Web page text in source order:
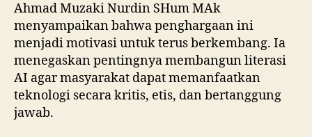
Ahmad Muzaki Nurdin SHum MAk
menyampaikan bahwa penghargaan ini
menjadi motivasi untuk terus berkembang. Ia
menegaskan pentingnya membangun literasi
AI agar masyarakat dapat memanfaatkan
teknologi secara kritis, etis, dan bertanggung
jawab.